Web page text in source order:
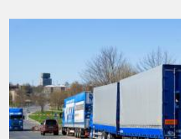
запчасти, шины
Топливо, масла и
автохимия